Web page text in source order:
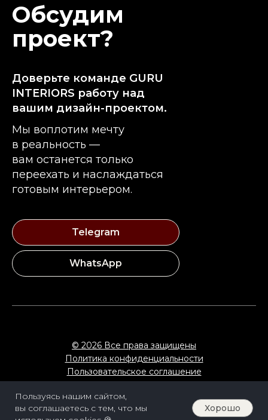
Пользуясь нашим сайтом,
вы соглашаетесь с тем, что мы
Хорошо
WhatsApp
Telegram
Мы воплотим мечту
в реальность —
вам останется только
переехать и наслаждаться
готовым интерьером.
Доверьте команде GURU
INTERIORS работу над
вашим дизайн-проектом.
Обсудим
проект?
© 2026 Все права защищены
Политика конфиденциальности
Пользовательское соглашение
Вернуться наверх